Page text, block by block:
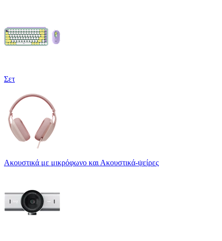
Σετ
Ακουστικά με μικρόφωνο και Ακουστικά-ψείρες